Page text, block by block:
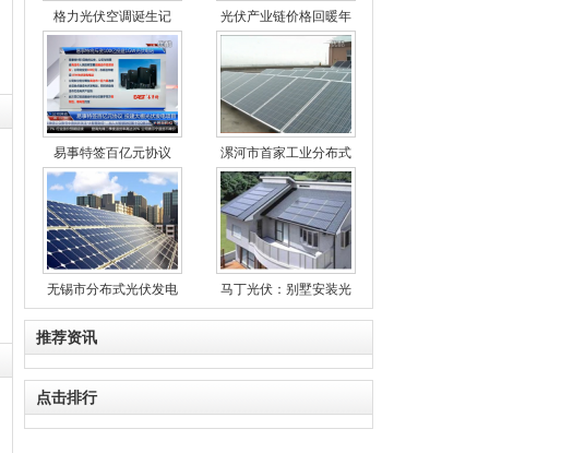
格力光伏空调诞生记 光伏产业链价格回暖年
易事特签百亿元协议 漯河市首家工业分布式
无锡市分布式光伏发电 马丁光伏：别墅安装光
推荐资讯
点击排行